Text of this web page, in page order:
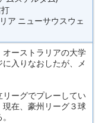
ア ニューサウスウェ
ーストラリアの大学
入りなおしたが、メ
ーグでプレーしてい
在、豪州リーグ３球